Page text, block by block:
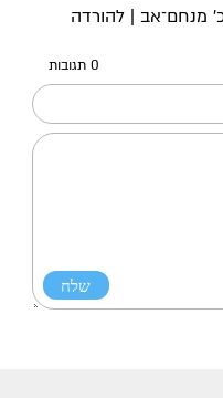
מנחם־אב | להורדה
0 תגובות